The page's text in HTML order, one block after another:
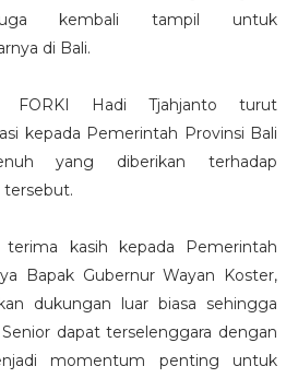
kembali tampil untuk
di Bali.
Hadi Tjahjanto turut
kepada Pemerintah Provinsi Bali
yang diberikan terhadap
tersebut.
terima kasih kepada Pemerintah
Bapak Gubernur Wayan Koster,
dukungan luar biasa sehingga
Senior dapat terselenggara dengan
momentum penting untuk